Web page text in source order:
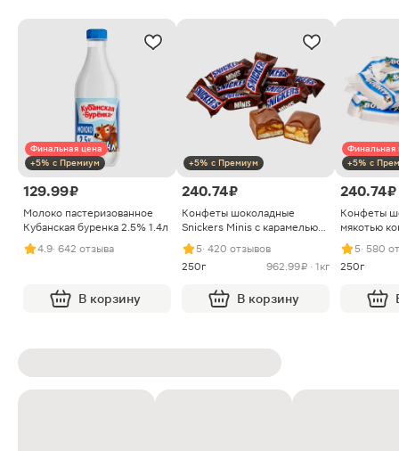
Финальная цена
+5% с Премиум
129.99 ₽
Молоко пастеризованное
Кубанская буренка 2.5% 1.4л
4.9· 642 отзыва
В корзину
+5% с Премиум
240.74 ₽
Конфеты шоколадные
Snickers Minis с карамелью
арахисом и нугой
5· 420 отзывов
250г
962.99 ₽ · 1кг
В корзину
Финальная
+5% с
240.74 ₽
Конфеты
мякотью
5· 580
250г